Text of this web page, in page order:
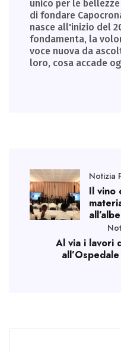
unico per le
di fondare
nasce all'inizio del
fondamenta, la
voce nuova da
loro, cosa accade
Notizia
Il vino
Al via i lavori